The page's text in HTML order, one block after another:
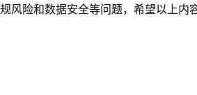
险和数据安全等问题，希望以上内